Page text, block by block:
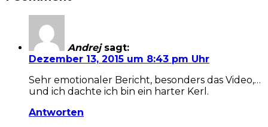
Andrej sagt:
Dezember 13, 2015 um 8:43 pm Uhr
Sehr emotionaler Bericht, besonders das Video,…
und ich dachte ich bin ein harter Kerl.
Antworten